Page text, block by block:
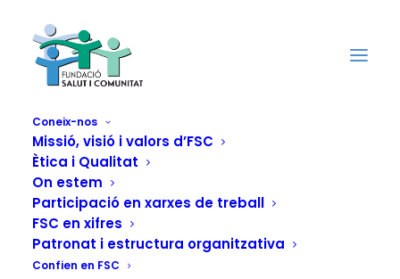
Coneix-nos
Missió, visió i valors d’FSC
Ètica i Qualitat
On estem
Participació en xarxes de treball
FSC en xifres
Patronat i estructura organitzativa
Confien en FSC
FSC se suma a la
campanya de la
UNAD per prevenir el